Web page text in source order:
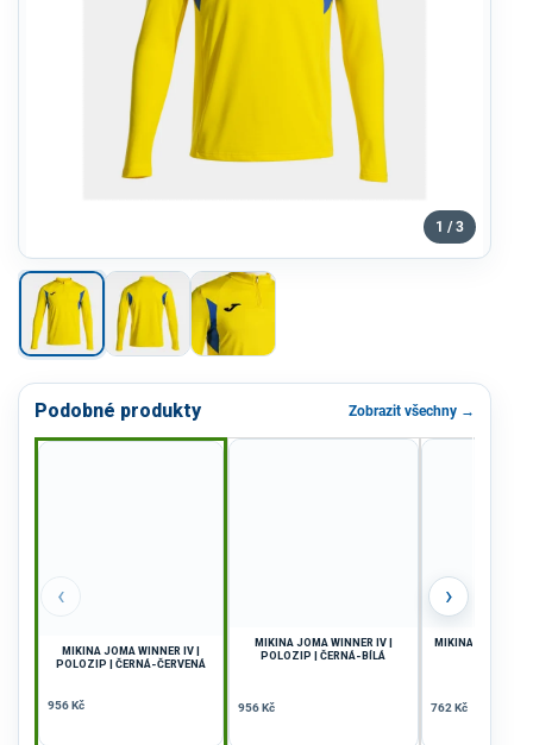
1 / 3
Podobné produkty Zobrazit všechny →
‹
MIKINA JOMA WINNER IV |
POLOZIP | ČERNÁ-ČERVENÁ
956 Kč
MIKINA JOMA WINNER IV |
POLOZIP | ČERNÁ-BÍLÁ
956 Kč
MIKINA JOMA
762 Kč
›